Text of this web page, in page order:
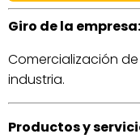
Giro de la empresa:
Comercialización
industria.
Productos y